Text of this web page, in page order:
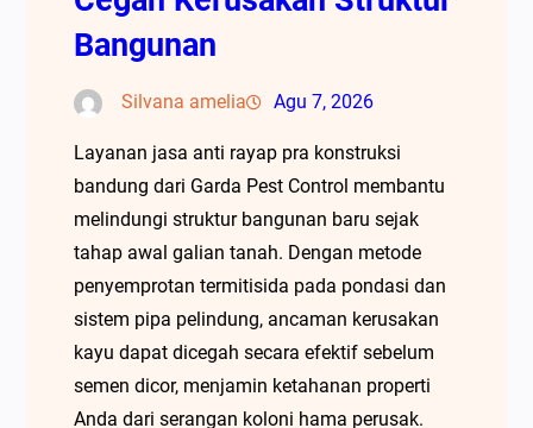
Bangunan
Silvana amelia Agu 7, 2026
Layanan jasa anti rayap pra konstruksi
bandung dari Garda Pest Control membantu
melindungi struktur bangunan baru sejak
tahap awal galian tanah. Dengan metode
penyemprotan termitisida pada pondasi dan
sistem pipa pelindung, ancaman kerusakan
kayu dapat dicegah secara efektif sebelum
semen dicor, menjamin ketahanan properti
Anda dari serangan koloni hama perusak.